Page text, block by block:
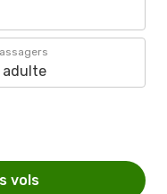
adulte
vols